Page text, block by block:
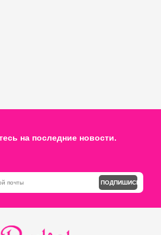
на последние новости.
ПОДПИШИСЬ